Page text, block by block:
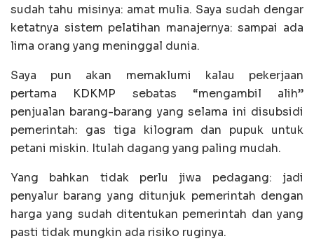
sudah tahu misinya: amat mulia. Saya sudah dengar
ketatnya sistem pelatihan manajernya: sampai ada
lima orang yang meninggal dunia.
Saya pun akan memaklumi kalau pekerjaan
pertama KDKMP sebatas “mengambil alih”
penjualan barang-barang yang selama ini disubsidi
pemerintah: gas tiga kilogram dan pupuk untuk
petani miskin. Itulah dagang yang paling mudah.
Yang bahkan tidak perlu jiwa pedagang: jadi
penyalur barang yang ditunjuk pemerintah dengan
harga yang sudah ditentukan pemerintah dan yang
pasti tidak mungkin ada risiko ruginya.